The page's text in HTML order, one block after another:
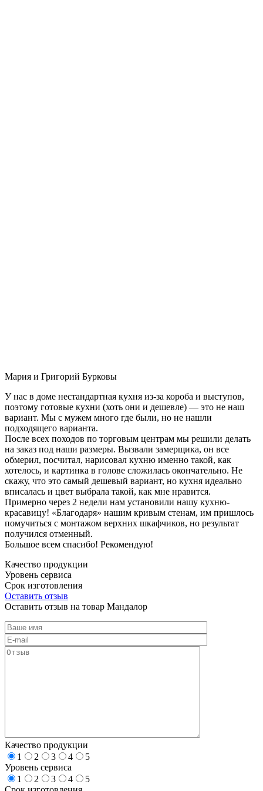
Мария и Григорий Бурковы
У нас в доме нестандартная кухня из-за короба и выступов,
поэтому готовые кухни (хоть они и дешевле) — это не наш
вариант. Мы с мужем много где были, но не нашли
подходящего варианта.
После всех походов по торговым центрам мы решили делать
на заказ под наши размеры. Вызвали замерщика, он все
обмерил, посчитал, нарисовал кухню именно такой, как
хотелось, и картинка в голове сложилась окончательно. Не
скажу, что это самый дешевый вариант, но кухня идеально
вписалась и цвет выбрала такой, как мне нравится.
Примерно через 2 недели нам установили нашу кухню-
красавицу! «Благодаря» нашим кривым стенам, им пришлось
помучиться с монтажом верхних шкафчиков, но результат
получился отменный.
Большое всем спасибо! Рекомендую!
Качество продукции
Уровень сервиса
Срок изготовления
Оставить отзыв
Оставить отзыв на товар Мандалор
Качество продукции
1
2 3 4
5
Уровень сервиса
1
2 3 4
5